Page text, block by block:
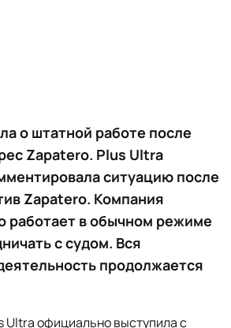
о штатной работе после
Zapatero. Plus Ultra
ситуацию после
Zapatero. Компания
работает в обычном режиме
с судом. Вся
продолжается
Ultra официально выступила с